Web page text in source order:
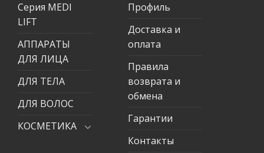
Серия MEDI
LIFT
АППАРАТЫ
ДЛЯ ЛИЦА
ДЛЯ ТЕЛА
ДЛЯ ВОЛОС
КОСМЕТИКА
Профиль
Доставка и
оплата
Правила
возврата и
обмена
Гарантии
Контакты